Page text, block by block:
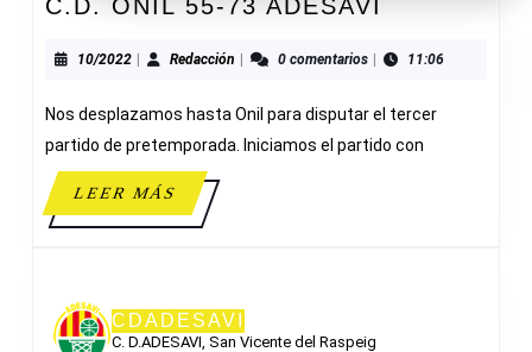
C.D. ONIL 55-73 ADESAVI
55-
ADESAVI
10/202210/2022
| Redacción Redacción
| 0 comentarios | 11:06
Nos desplazamos hasta Onil para disputar el tercer
partido de pretemporada. Iniciamos el partido con
LEER MÁSLEER
MÁS
CDADESAVI
C. D.ADESAVI, San Vicente del Raspeig